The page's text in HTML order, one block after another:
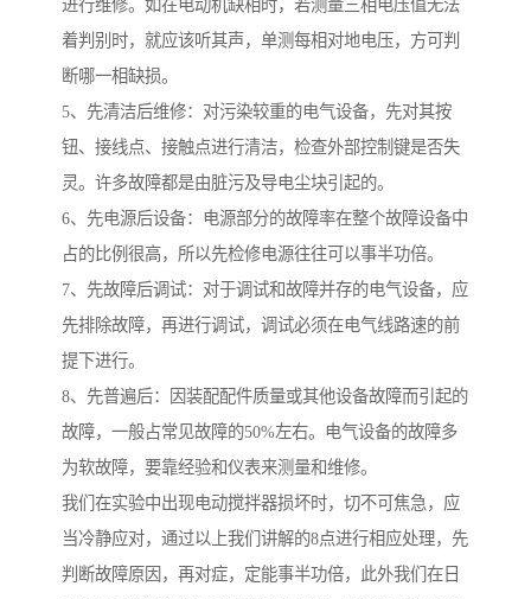
进行维修。如在电动机缺相时，若测量三相电压值无法
着判别时，就应该听其声，单测每相对地电压，方可判
断哪一相缺损。
5、先清洁后维修：对污染较重的电气设备，先对其按
钮、接线点、接触点进行清洁，检查外部控制键是否失
灵。许多故障都是由脏污及导电尘块引起的。
6、先电源后设备：电源部分的故障率在整个故障设备中
占的比例很高，所以先检修电源往往可以事半功倍。
7、先故障后调试：对于调试和故障并存的电气设备，应
先排除故障，再进行调试，调试必须在电气线路速的前
提下进行。
8、先普遍后：因装配配件质量或其他设备故障而引起的
故障，一般占常见故障的50%左右。电气设备的故障多
为软故障，要靠经验和仪表来测量和维修。
我们在实验中出现电动搅拌器损坏时，切不可焦急，应
当冷静应对，通过以上我们讲解的8点进行相应处理，先
判断故障原因，再对症，定能事半功倍，此外我们在日